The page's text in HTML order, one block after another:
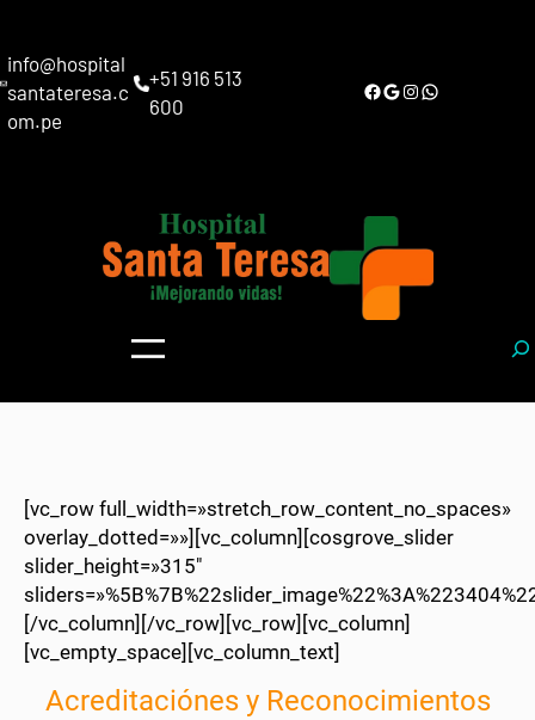
info@hospital
santateresa.c
om.pe
+51 916 513
600
Facebook Google Instagram WhatsApp
S
e
[vc_row full_width=»stretch_row_content_no_spaces»
overlay_dotted=»»][vc_column][cosgrove_slider
slider_height=»315″
[/vc_column][/vc_row][vc_row][vc_column]
[vc_empty_space][vc_column_text]
Acreditaciónes y Reconocimientos